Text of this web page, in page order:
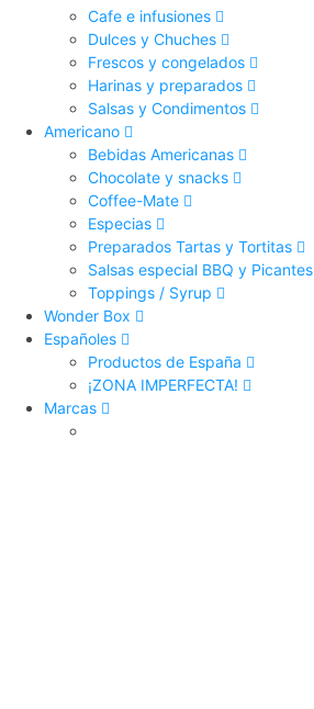
Cafe e infusiones
Dulces y Chuches
Frescos y congelados
Harinas y preparados
Salsas y Condimentos
Americano
Bebidas Americanas
Chocolate y snacks
Coffee-Mate
Especias
Preparados Tartas y Tortitas
Salsas especial BBQ y Picantes
Toppings / Syrup
Wonder Box
Españoles
Productos de España
¡ZONA IMPERFECTA!
Marcas